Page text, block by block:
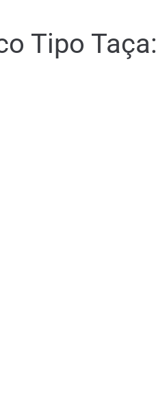
Tipo Taça: